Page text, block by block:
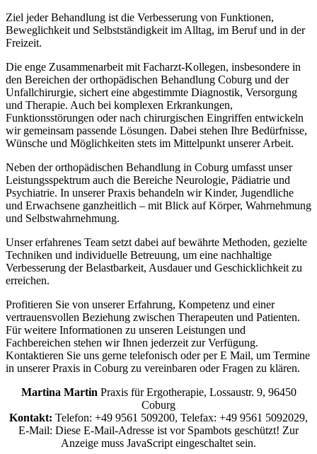
Ziel jeder Behandlung ist die Verbesserung von Funktionen,
Beweglichkeit und Selbstständigkeit im Alltag, im Beruf und in der
Freizeit.
Die enge Zusammenarbeit mit Facharzt-Kollegen, insbesondere in
den Bereichen der orthopädischen Behandlung Coburg und der
Unfallchirurgie, sichert eine abgestimmte Diagnostik, Versorgung
und Therapie. Auch bei komplexen Erkrankungen,
Funktionsstörungen oder nach chirurgischen Eingriffen entwickeln
wir gemeinsam passende Lösungen. Dabei stehen Ihre Bedürfnisse,
Wünsche und Möglichkeiten stets im Mittelpunkt unserer Arbeit.
Neben der orthopädischen Behandlung in Coburg umfasst unser
Leistungsspektrum auch die Bereiche Neurologie, Pädiatrie und
Psychiatrie. In unserer Praxis behandeln wir Kinder, Jugendliche
und Erwachsene ganzheitlich – mit Blick auf Körper, Wahrnehmung
und Selbstwahrnehmung.
Unser erfahrenes Team setzt dabei auf bewährte Methoden, gezielte
Techniken und individuelle Betreuung, um eine nachhaltige
Verbesserung der Belastbarkeit, Ausdauer und Geschicklichkeit zu
erreichen.
Profitieren Sie von unserer Erfahrung, Kompetenz und einer
vertrauensvollen Beziehung zwischen Therapeuten und Patienten.
Für weitere Informationen zu unseren Leistungen und
Fachbereichen stehen wir Ihnen jederzeit zur Verfügung.
Kontaktieren Sie uns gerne telefonisch oder per E Mail, um Termine
in unserer Praxis in Coburg zu vereinbaren oder Fragen zu klären.
Martina Martin Praxis für Ergotherapie, Lossaustr. 9, 96450
Coburg
Kontakt: Telefon: +49 9561 509200, Telefax: +49 9561 5092029,
E-Mail: Diese E-Mail-Adresse ist vor Spambots geschützt! Zur
Anzeige muss JavaScript eingeschaltet sein.